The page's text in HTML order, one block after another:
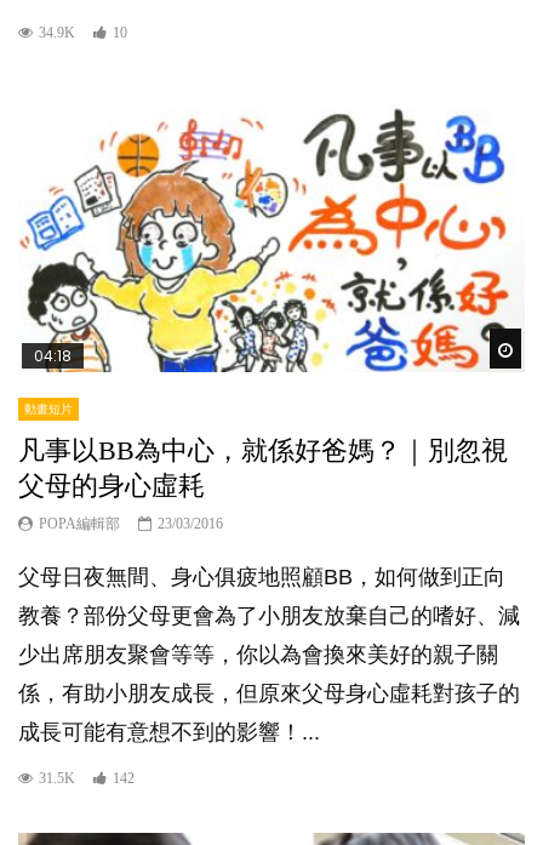
34.9K 10
04:18
動畫短片
凡事以BB為中心，就係好爸媽？｜別忽視
父母的身心虛耗
POPA編輯部 23/03/2016
父母日夜無間、身心俱疲地照顧BB，如何做到正向
教養？部份父母更會為了小朋友放棄自己的嗜好、減
少出席朋友聚會等等，你以為會換來美好的親子關
係，有助小朋友成長，但原來父母身心虛耗對孩子的
成長可能有意想不到的影響！...
31.5K 142